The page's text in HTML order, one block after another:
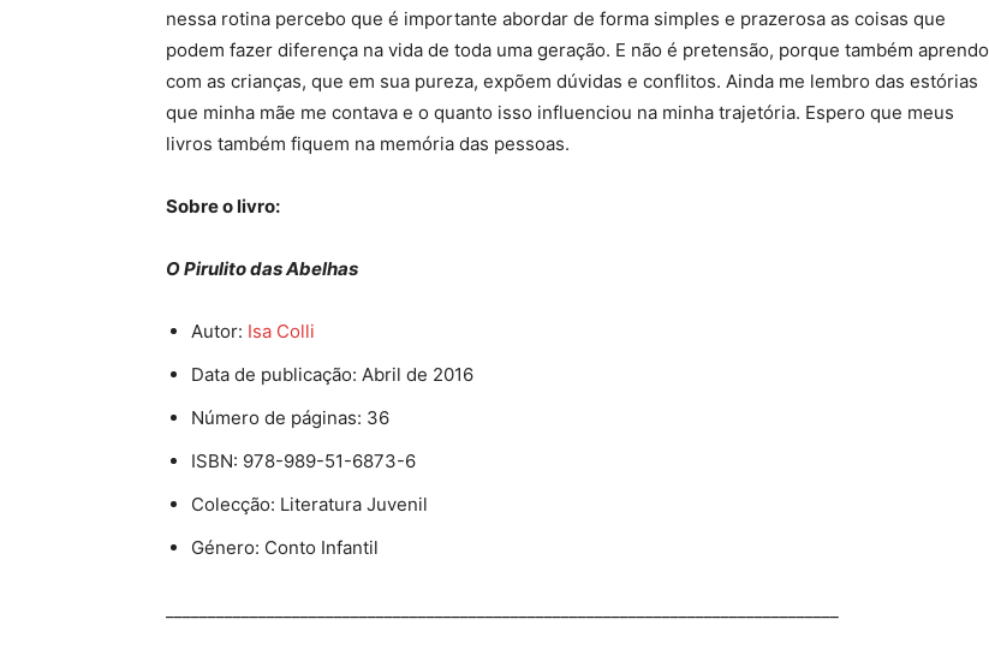
nessa rotina percebo que é importante abordar de forma simples e prazerosa as coisas que
podem fazer diferença na vida de toda uma geração. E não é pretensão, porque também aprendo
com as crianças, que em sua pureza, expõem dúvidas e conflitos. Ainda me lembro das estórias
que minha mãe me contava e o quanto isso influenciou na minha trajetória. Espero que meus
livros também fiquem na memória das pessoas.
Sobre o livro:
O Pirulito das Abelhas
Autor: Isa Colli
Data de publicação: Abril de 2016
Número de páginas: 36
ISBN: 978-989-51-6873-6
Colecção: Literatura Juvenil
Género: Conto Infantil